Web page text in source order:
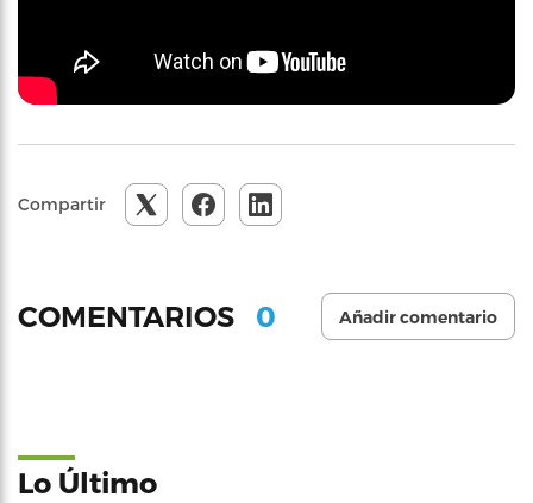
Compartir
COMENTARIOS 0 Añadir comentario
Lo Último